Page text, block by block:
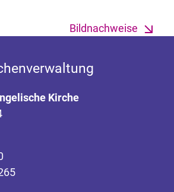
Bildnachweise
Kirche